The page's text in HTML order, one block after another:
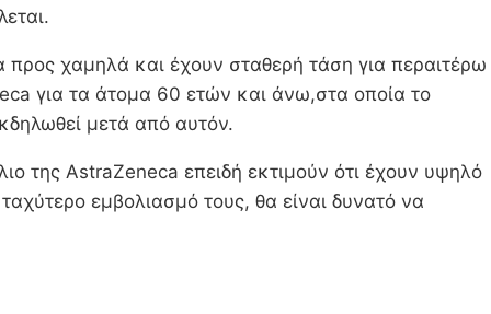
χαμηλά και έχουν σταθερή τάση για περαιτέρω
για τα άτομα 60 ετών και άνω,στα οποία το
μετά από αυτόν.
της AstraZeneca επειδή εκτιμούν ότι έχουν υψηλό
εμβολιασμό τους, θα είναι δυνατό να